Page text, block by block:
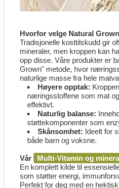
Hvorfor velge Natural
Tradisjonelle kosttilskudd gir
mineraler, men kroppen kan
opp disse. Våre produkter er
Grown" metode, hvor
naturlige masse fra hele
Høyere opptak:
næringsstoffene som mat
effektivt.
Naturlig balanse:
støttekomponenter som
Skånsomhet: Ideelt for
både barn og voksne.
Vår
Multi-Vitamin og
En komplett kilde til
som støtter energi,
Perfekt for deg med en